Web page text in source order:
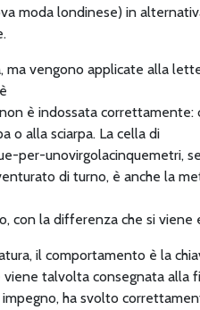
moda londinese) in
vengono applicate alla
è indossata
o alla sciarpa. La cella di
per-unovirgolacinquemetri,
di turno, è anche la
con la differenza che si
il comportamento è la
talvolta consegnata
ha svolto